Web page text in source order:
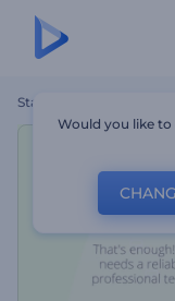
Startseite
Would you like